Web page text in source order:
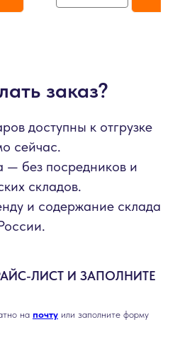
заказ?
доступны к отгрузке
сейчас.
— без посредников и
складов.
и содержание склада
ЛИСТ И ЗАПОЛНИТЕ
на почту или заполните форму